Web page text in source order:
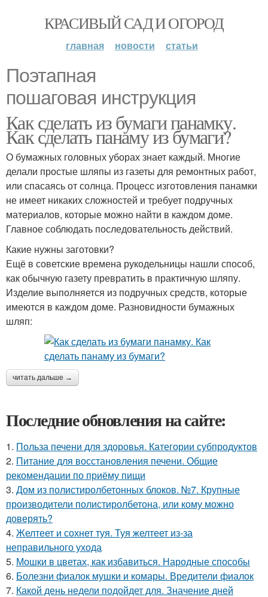
КРАСИВЫЙ САД И ОГОРОД
главная новости статьи
Поэтапная
пошаговая инструкция
Как сделать из бумаги панамку.
Как сделать панаму из бумаги?
О бумажных головных уборах знает каждый. Многие
делали простые шляпы из газеты для ремонтных работ,
или спасаясь от солнца. Процесс изготовления панамки
не имеет никаких сложностей и требует подручных
материалов, которые можно найти в каждом доме.
Главное соблюдать последовательность действий.
Какие нужны заготовки?
Ещё в советские времена рукодельницы нашли способ,
как обычную газету превратить в практичную шляпу.
Изделие выполняется из подручных средств, которые
имеются в каждом доме. Разновидности бумажных
шляп:
читать дальше →
Последние обновления на сайте:
1. Польза печени для здоровья. Категории субпродуктов
2. Питание для восстановления печени. Общие
рекомендации по приёму пищи
3. Дом из полистиролбетонных блоков. №7. Крупные
производители полистиролбетона, или кому можно
доверять?
4. Желтеет и сохнет туя. Туя желтеет из-за
неправильного ухода
5. Мошки в цветах, как избавиться. Народные способы
6. Болезни фиалок мушки и комары. Вредители фиалок
7. Какой день недели подойдет для. Значение дней